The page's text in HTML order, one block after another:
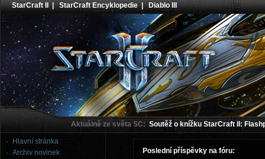
StarCraft II |StarCraft Encyklopedie|Diablo III
Aktuálně ze světa SC: Soutěž o knížku StarCraft II:
Hlavní stránka
Archiv novinek
Poslední příspěvky na fóru: